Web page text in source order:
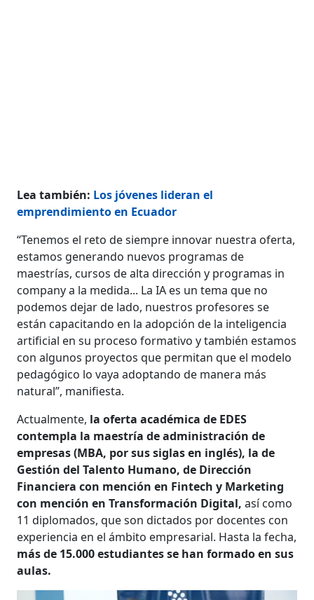
Lea también: Los jóvenes lideran el
emprendimiento en Ecuador
“Tenemos el reto de siempre innovar nuestra oferta,
estamos generando nuevos programas de
maestrías, cursos de alta dirección y programas in
company a la medida... La IA es un tema que no
podemos dejar de lado, nuestros profesores se
están capacitando en la adopción de la inteligencia
artificial en su proceso formativo y también estamos
con algunos proyectos que permitan que el modelo
pedagógico lo vaya adoptando de manera más
natural”, manifiesta.
Actualmente, la oferta académica de EDES
contempla la maestría de administración de
empresas (MBA, por sus siglas en inglés), la de
Gestión del Talento Humano, de Dirección
Financiera con mención en Fintech y Marketing
con mención en Transformación Digital, así como
11 diplomados, que son dictados por docentes con
experiencia en el ámbito empresarial. Hasta la fecha,
más de 15.000 estudiantes se han formado en sus
aulas.